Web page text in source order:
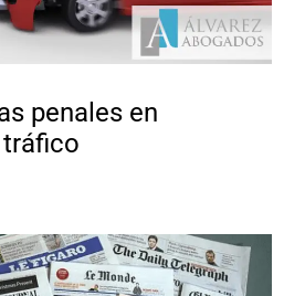
penales en